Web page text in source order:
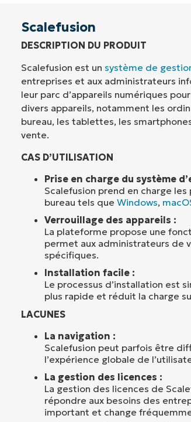
Scalefusion
DESCRIPTION DU PRODUIT
Scalefusion est un système de
entreprises et aux administrateurs
leur parc d’appareils numériques
divers appareils, notamment les
bureau, les tablettes, les
vente.
CAS D’UTILISATION
Prise en charge du système
Scalefusion prend en charge
bureau tels que Windows,
Verrouillage des appareils :
La plateforme propose une
permet aux administrateurs de
spécifiques.
Installation facile :
Le processus d’installation est
plus rapide et réduit la charge
LACUNES
La navigation :
Scalefusion peut parfois être
l’expérience globale de
La gestion des licences :
La gestion des licences de
répondre aux besoins des
important et change